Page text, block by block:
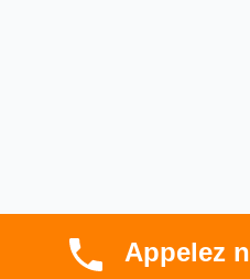
Appelez